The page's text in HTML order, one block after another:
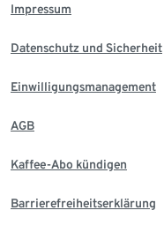
Impressum
Datenschutz und Sicherheit
Einwilligungsmanagement
AGB
Kaffee-Abo kündigen
Barrierefreiheitserklärung